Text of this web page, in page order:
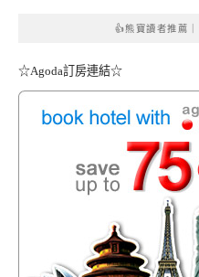
👍熊寶讀者推薦
☆Agoda訂房連結☆